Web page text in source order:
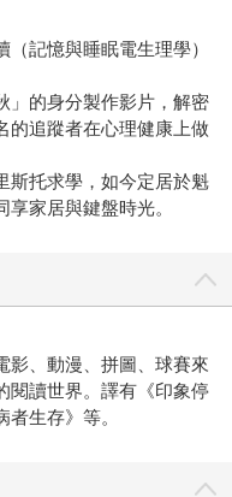
記憶與睡眠電生理學）
」的身分製作影片，解密
的追蹤者在心理健康上做
斯托求學，如今定居於魁
家居與鍵盤時光。
影、動漫、拼圖、球賽來
閱讀世界。譯有《印象停
生存》等。